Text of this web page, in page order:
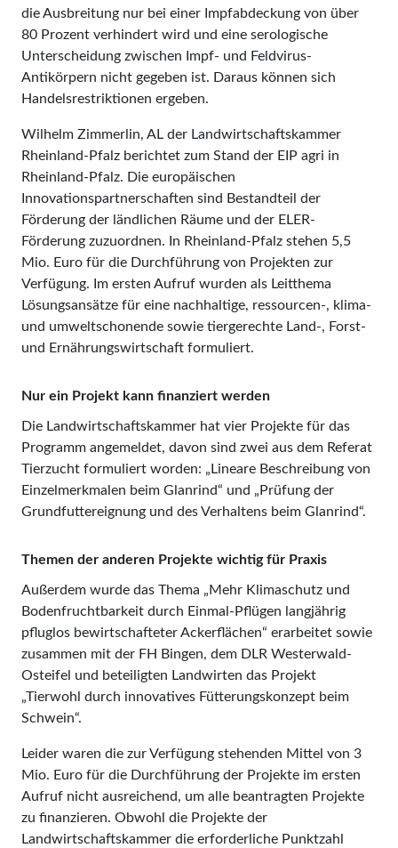
die Ausbreitung nur bei einer Impfabdeckung von über
80 Prozent verhindert wird und eine serologische
Unterscheidung zwischen Impf- und Feldvirus-
Antikörpern nicht gegeben ist. Daraus können sich
Handelsrestriktionen ergeben.
Wilhelm Zimmerlin, AL der Landwirtschaftskammer
Rheinland-Pfalz berichtet zum Stand der EIP agri in
Rheinland-Pfalz. Die europäischen
Innovationspartnerschaften sind Bestandteil der
Förderung der ländlichen Räume und der ELER-
Förderung zuzuordnen. In Rheinland-Pfalz stehen 5,5
Mio. Euro für die Durchführung von Projekten zur
Verfügung. Im ersten Aufruf wurden als Leitthema
Lösungsansätze für eine nachhaltige, ressourcen-, klima-
und umweltschonende sowie tiergerechte Land-, Forst-
und Ernährungswirtschaft formuliert.
Nur ein Projekt kann finanziert werden
Die Landwirtschaftskammer hat vier Projekte für das
Programm angemeldet, davon sind zwei aus dem Referat
Tierzucht formuliert worden: „Lineare Beschreibung von
Einzelmerkmalen beim Glanrind“ und „Prüfung der
Grundfuttereignung und des Verhaltens beim Glanrind“.
Themen der anderen Projekte wichtig für Praxis
Außerdem wurde das Thema „Mehr Klimaschutz und
Bodenfruchtbarkeit durch Einmal-Pflügen langjährig
pfluglos bewirtschafteter Ackerflächen“ erarbeitet sowie
zusammen mit der FH Bingen, dem DLR Westerwald-
Osteifel und beteiligten Landwirten das Projekt
„Tierwohl durch innovatives Fütterungskonzept beim
Schwein“.
Leider waren die zur Verfügung stehenden Mittel von 3
Mio. Euro für die Durchführung der Projekte im ersten
Aufruf nicht ausreichend, um alle beantragten Projekte
zu finanzieren. Obwohl die Projekte der
Landwirtschaftskammer die erforderliche Punktzahl